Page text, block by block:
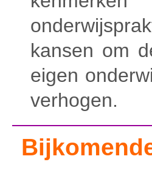
kansen om
eigen
verhogen.